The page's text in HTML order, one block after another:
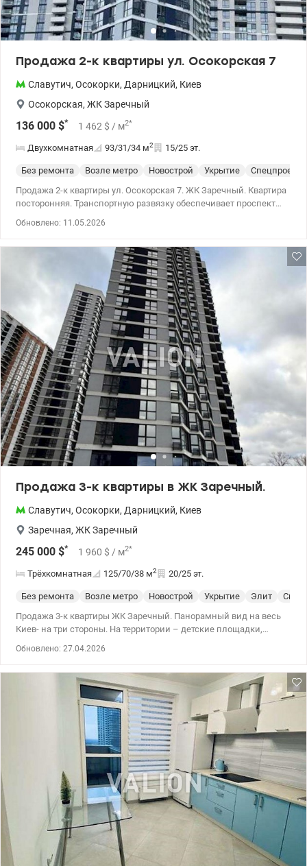
Продажа 2-к квартиры ул. Осокорская 7
Славутич, Осокорки, Дарницкий, Киев
Осокорская, ЖК Заречный
136 000 $* 1 462 $ / м2*
Двухкомнатная 93/31/34 м2 15/25 эт.
Без ремонта Возле метро Новострой Укрытие
Спецпроект
Продажа 2-к квартиры ул. Осокорская 7. ЖК Заречный. Квартира
посторонняя. Транспортную развязку обеспечивает проспект
044 200 10 80 valion.ua/1144782
Обновлено: 11.05.2026
Продажа 3-к квартиры в ЖК Заречный.
Славутич, Осокорки, Дарницкий, Киев
Заречная, ЖК Заречный
245 000 $* 1 960 $ / м2*
Трёхкомнатная 125/70/38 м2 20/25 эт.
Без ремонта Возле метро Новострой Укрытие Элит
Продажа 3-к квартиры ЖК Заречный. Панорамный вид на весь
Киев- на три стороны. На территории – детские площадки,
Обновлено: 27.04.2026